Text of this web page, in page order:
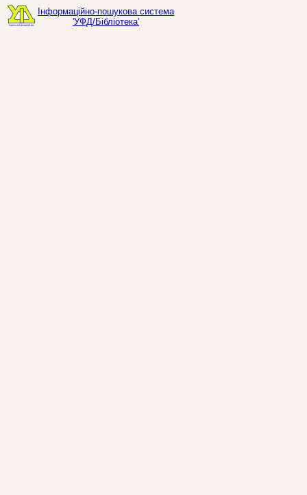
Інформаційно-пошукова система
'УФД/Бібліотека'